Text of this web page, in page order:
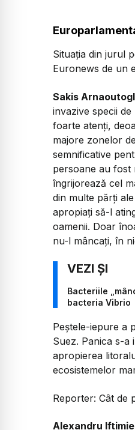
Situația din jurul
Euronews de un
Sakis
invazive specii
foarte atenți,
majore zonelor
semnificative
persoane au fost
îngrijorează cel
din multe părți
apropiați să-l
oamenii. Doar
nu-l mâncați, în
Bacteriile
bacteria Vibrio
Peștele-iepure a
Suez. Panica s-a
apropierea
ecosistemelor
Reporter: Cât de
Alexandru